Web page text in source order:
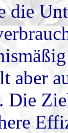
die
aber
Die